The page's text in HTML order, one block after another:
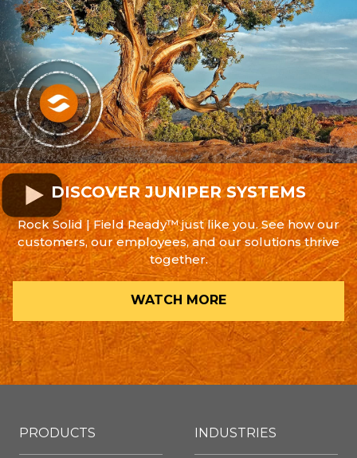
DISCOVER JUNIPER SYSTEMS
Rock Solid | Field Ready™ just like you. See how our
customers, our employees, and our solutions thrive
together.
WATCH MORE
PRODUCTS INDUSTRIES